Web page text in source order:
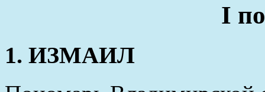
I
1. ИЗМАИЛ